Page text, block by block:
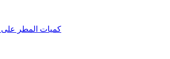
كميات المطر